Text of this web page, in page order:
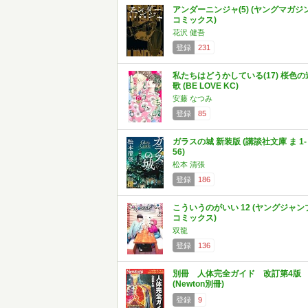
アンダーニンジャ(5) (ヤングマガジ
コミックス)
花沢 健吾
登録
231
私たちはどうかしている(17) 桜色の
歌 (BE LOVE KC)
安藤 なつみ
登録
85
ガラスの城 新装版 (講談社文庫 ま 1-
56)
松本 清張
登録
186
こういうのがいい 12 (ヤングジャン
コミックス)
双龍
登録
136
別冊 人体完全ガイド 改訂第4版
(Newton別冊)
登録 9